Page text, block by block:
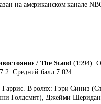
на американском канале
/ The Stand (1994).
Средний балл 7.024.
В ролях: Гэри Синиз
Голдсмит), Джейми Шеридан